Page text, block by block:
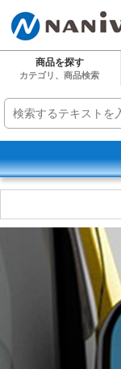
商品を探す
カテゴリ、商品検索